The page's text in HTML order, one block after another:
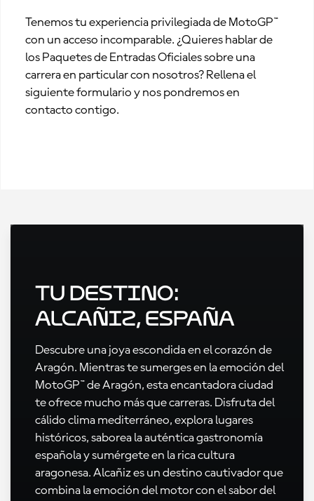
Tenemos tu experiencia privilegiada de MotoGP™
con un acceso incomparable. ¿Quieres hablar de
los Paquetes de Entradas Oficiales sobre una
carrera en particular con nosotros? Rellena el
siguiente formulario y nos pondremos en
contacto contigo.
Tu destino:
Alcañiz, España
Descubre una joya escondida en el corazón de
Aragón. Mientras te sumerges en la emoción del
MotoGP™ de Aragón, esta encantadora ciudad
te ofrece mucho más que carreras. Disfruta del
cálido clima mediterráneo, explora lugares
históricos, saborea la auténtica gastronomía
española y sumérgete en la rica cultura
aragonesa. Alcañiz es un destino cautivador que
combina la emoción del motor con el sabor del